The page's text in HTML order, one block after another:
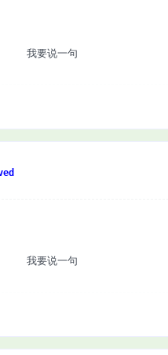
我要说一句
我要说一句